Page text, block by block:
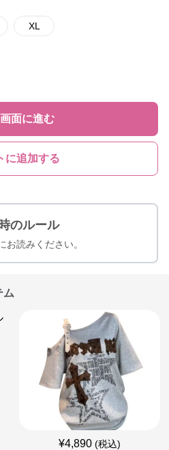
XL
面に進む
に追加する
のルール
お読みください。
ム
¥4,890 (税込)